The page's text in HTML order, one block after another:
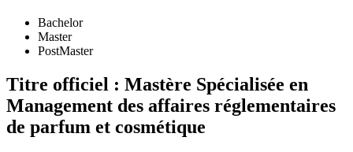
Bachelor
Master
PostMaster
Titre officiel : Mastère Spécialisée en
Management des affaires réglementaires
de parfum et cosmétique